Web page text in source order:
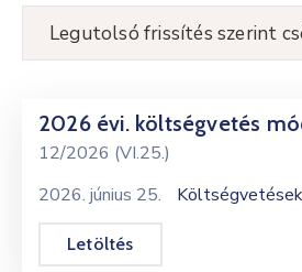
Kultúra
2026 évi. költségvetés
12/2026 (VI.25.)
2026. június 25.
Költségvetések
Letöltés